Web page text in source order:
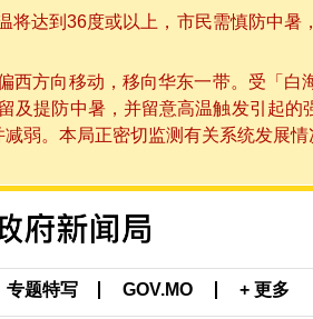
达到36度或以上，市民需慎防中
方向移动，移向华东一带。受「
提防中暑，并留意高温触发引起的
弱。本局正密切监测有关系统发展
专题特写 GOV.MO + 更多